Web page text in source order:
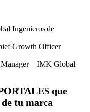
Ingenieros de
Growth Officer
Manager – IMK Global
que
tu marca